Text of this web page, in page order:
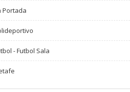
Portada
- Futbol Sala